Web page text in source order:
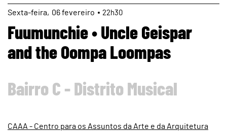
page
06fevereiro
Sexta 22h30
Fuumunchie • Uncle Geispar
and the Oompa Loompas
Bairro C - Distrito Musical
CAAA - Centro para os Assuntos da Arte e da Arquitetura